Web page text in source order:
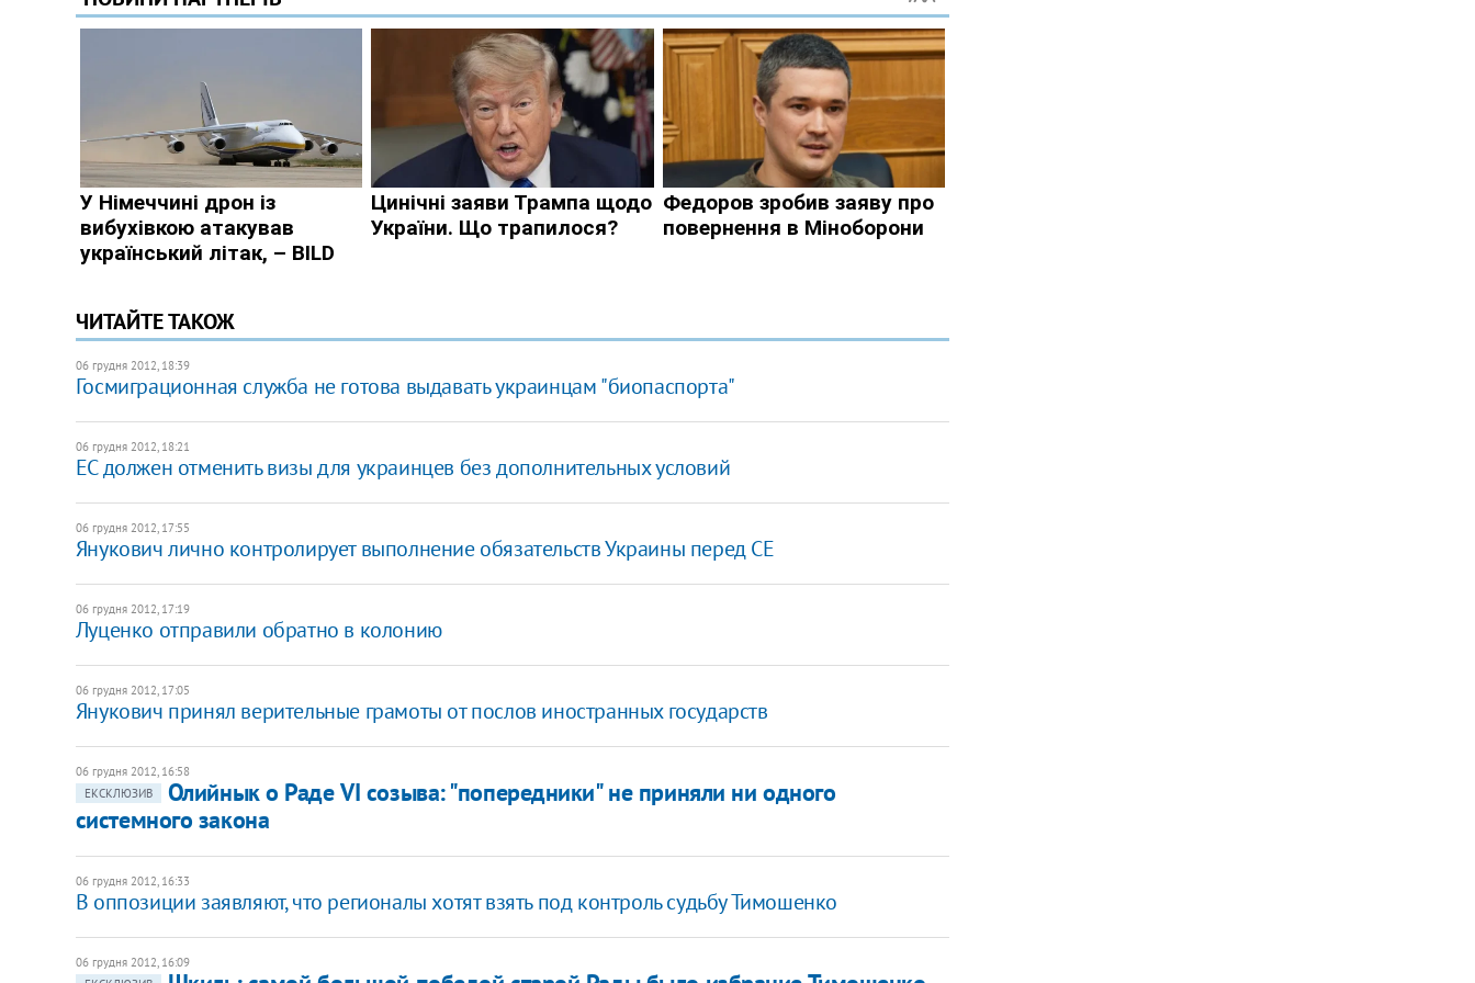
ЧИТАЙТЕ ТАКОЖ
06 грудня 2012, 18:39
Госмиграционная служба не готова выдавать украинцам "биопаспорта"
06 грудня 2012, 18:21
ЕС должен отменить визы для украинцев без дополнительных условий
06 грудня 2012, 17:55
Янукович лично контролирует выполнение обязательств Украины перед СЕ
06 грудня 2012, 17:19
Луценко отправили обратно в колонию
06 грудня 2012, 17:05
Янукович принял верительные грамоты от послов иностранных государств
06 грудня 2012, 16:58
ЕКСКЛЮЗИВ
Олийнык о Раде VІ созыва: "попередники" не приняли ни одного
системного закона
06 грудня 2012, 16:33
В оппозиции заявляют, что регионалы хотят взять под контроль судьбу Тимошенко
06 грудня 2012, 16:09